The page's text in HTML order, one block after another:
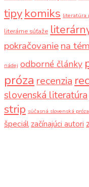
tipy komiks literatúra
literárne súťaže
pokračovaniena
nádej odborné články
próza recenzia
slovenská literatúra
strip súčasná slovenská próza
špeciál začínajúci autori